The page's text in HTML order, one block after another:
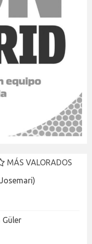
MÁS VALORADOS
Güler